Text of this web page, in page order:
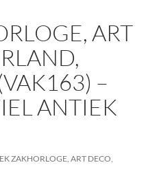
ART
–
ANTIEK
ZAKHORLOGE, ART DECO,